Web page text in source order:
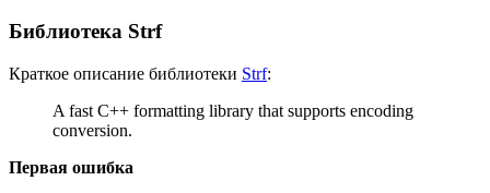
Библиотека Strf
Краткое описание библиотеки Strf:
A fast C++ formatting library that supports encoding
conversion.
Первая ошибка